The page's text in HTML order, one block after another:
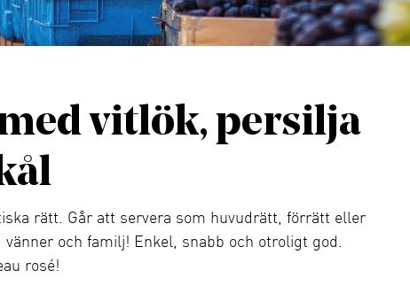
vitlök, persilja
rätt. Går att servera som huvudrätt, förrätt eller
och familj! Enkel, snabb och otroligt god.
rosé!